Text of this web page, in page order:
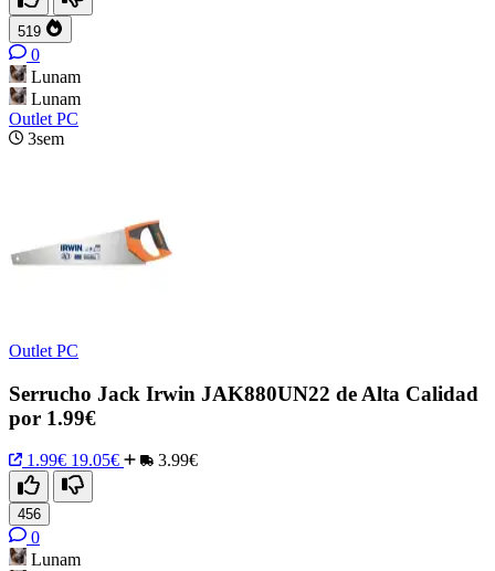
519
0
Lunam
Lunam
Outlet PC
3sem
Outlet PC
Serrucho Jack Irwin JAK880UN22 de Alta Calidad
por 1.99€
1.99€ 19.05€ 3.99€
456
0
Lunam